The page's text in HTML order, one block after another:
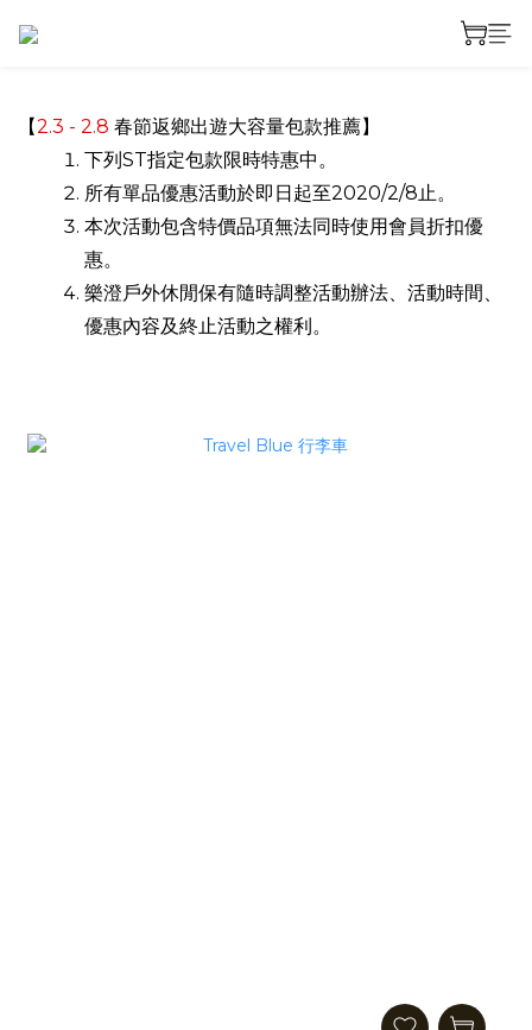
【2.3 - 2.8 春節返鄉出遊大容量包款推薦】
下列ST指定包款限時特惠中。
所有單品優惠活動於即日起至2020/2/8止。
本次活動包含特價品項無法同時使用會員折扣優
惠。
樂澄戶外休閒保有隨時調整活動辦法、活動時間、
優惠內容及終止活動之權利。